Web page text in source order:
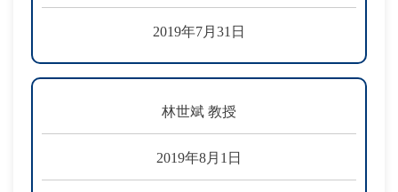
2019年7月31日
林世斌 教授
2019年8月1日